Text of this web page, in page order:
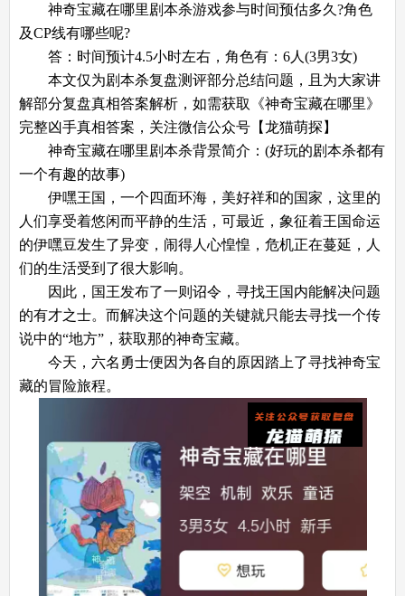
神奇宝藏在哪里剧本杀游戏参与时间预估多久?角色
及CP线有哪些呢?
答：时间预计4.5小时左右，角色有：6人(3男3女)
本文仅为剧本杀复盘测评部分总结问题，且为大家讲
解部分复盘真相答案解析，如需获取《神奇宝藏在哪里》
完整凶手真相答案，关注微信公众号【龙猫萌探】
神奇宝藏在哪里剧本杀背景简介：(好玩的剧本杀都有
一个有趣的故事)
伊嘿王国，一个四面环海，美好祥和的国家，这里的
人们享受着悠闲而平静的生活，可最近，象征着王国命运
的伊嘿豆发生了异变，闹得人心惶惶，危机正在蔓延，人
们的生活受到了很大影响。
因此，国王发布了一则诏令，寻找王国内能解决问题
的有才之士。而解决这个问题的关键就只能去寻找一个传
说中的“地方”，获取那的神奇宝藏。
今天，六名勇士便因为各自的原因踏上了寻找神奇宝
藏的冒险旅程。